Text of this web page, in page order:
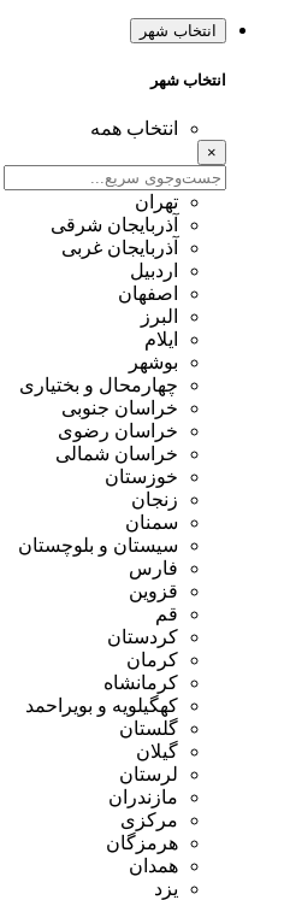
انتخاب شهر
انتخاب شهر
انتخاب همه
×
تهران
آذربایجان شرقی
آذربایجان غربی
اردبیل
اصفهان
البرز
ایلام
بوشهر
چهارمحال و بختیاری
خراسان جنوبی
خراسان رضوی
خراسان شمالی
خوزستان
زنجان
سمنان
سیستان و بلوچستان
فارس
قزوین
قم
کردستان
کرمان
کرمانشاه
کهگیلویه و بویراحمد
گلستان
گیلان
لرستان
مازندران
مرکزی
هرمزگان
همدان
یزد